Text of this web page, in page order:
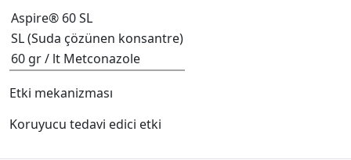
Aspire® 60 SL
SL (Suda çözünen konsantre)
60 gr / lt Metconazole
Etki mekanizması
Koruyucu tedavi edici etki